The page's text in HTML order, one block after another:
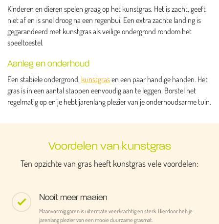
Kinderen en dieren spelen graag op het kunstgras. Het is zacht, geeft
niet af en is snel droog na een regenbui. Een extra zachte landing is
gegarandeerd met kunstgras als veilige ondergrond rondom het
speeltoestel.
Aanleg en onderhoud
Een stabiele ondergrond, kunstgrasen een paar handige handen. Het
gras is in een aantal stappen eenvoudig aan te leggen. Borstel het
regelmatig op en je hebt jarenlang plezier van je onderhoudsarme tuin.
Voordelen van kunstgras
Ten opzichte van gras heeft kunstgras vele voordelen:
Nooit meer maaien
Maanvormig garen is uitermate veerkrachtig en sterk. Hierdoor heb je
jarenlang plezier van een mooie duurzame grasmat.